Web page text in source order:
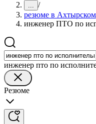
... /
резюме в Ахтырском
инженер ПТО по
инженер пто по
Резюме